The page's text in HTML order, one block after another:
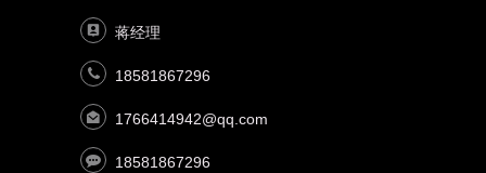
蒋经理
18581867296
1766414942@qq.com
18581867296